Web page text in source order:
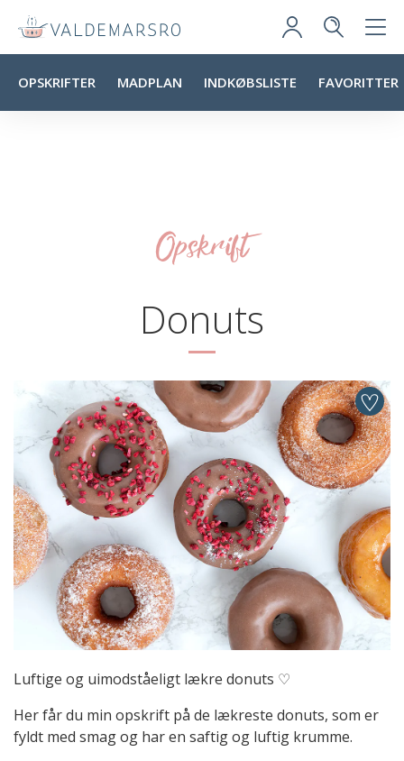
OPSKRIFTER MADPLAN INDKØBSLISTE FAVORITTER
Opskrift
Donuts
Luftige og uimodståeligt lækre donuts ♡
Her får du min opskrift på de lækreste donuts, som er
fyldt med smag og har en saftig og luftig krumme.